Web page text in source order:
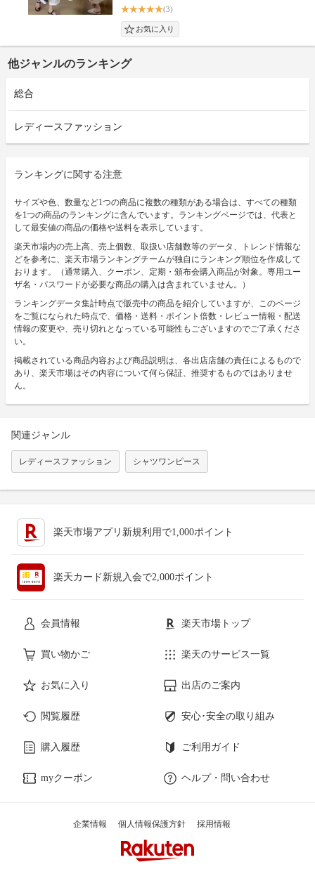
(3)
他ジャンルのランキング
総合
レディースファッション
ランキングに関する注意
サイズや色、数量など1つの商品に複数の種類がある場合は、すべての種類
を1つの商品のランキングに含んでいます。ランキングページでは、代表と
して最安値の商品の価格や送料を表示しています。
楽天市場内の売上高、売上個数、取扱い店舗数等のデータ、トレンド情報な
どを参考に、楽天市場ランキングチームが独自にランキング順位を作成して
おります。（通常購入、クーポン、定期・頒布会購入商品が対象。専用ユー
ザ名・パスワードが必要な商品の購入は含まれていません。）
ランキングデータ集計時点で販売中の商品を紹介していますが、このページ
をご覧になられた時点で、価格・送料・ポイント倍数・レビュー情報・配送
情報の変更や、売り切れとなっている可能性もございますのでご了承くださ
い。
掲載されている商品内容および商品説明は、各出店店舗の責任によるもので
あり、楽天市場はその内容について何ら保証、推奨するものではありませ
ん。
関連ジャンル
レディースファッション シャツワンピース
楽天市場アプリ新規利用で1,000ポイント
楽天カード新規入会で2,000ポイント
会員情報 楽天市場トップ
買い物かご 楽天のサービス一覧
お気に入り 出店のご案内
閲覧履歴 安心･安全の取り組み
購入履歴 ご利用ガイド
myクーポン ヘルプ・問い合わせ
企業情報 個人情報保護方針 採用情報